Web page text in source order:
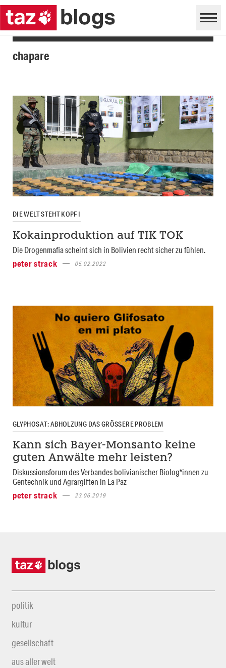
chapare
DIE WELT STEHT KOPF I
Kokainproduktion auf TIK TOK
Die Drogenmafia scheint sich in Bolivien recht sicher zu fühlen.
peter strack
05.02.2022
GLYPHOSAT: ABHOLZUNG DAS GRÖSSERE PROBLEM
Kann sich Bayer-Monsanto keine
guten Anwälte mehr leisten?
Diskussionsforum des Verbandes bolivianischer Biolog*innen zu
Gentechnik und Agrargiften in La Paz
peter strack
23.06.2019
politik
kultur
gesellschaft
aus aller welt